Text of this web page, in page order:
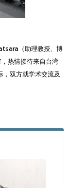
（助理教授、博
热情接待来自台湾
双方就学术交流及